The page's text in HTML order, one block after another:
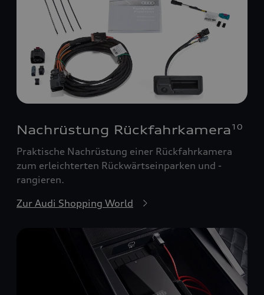
Nachrüstung Rückfahrkamera 10
Praktische Nachrüstung einer Rückfahrkamera
zum erleichterten Rückwärtseinparken und -
rangieren.
Zur Audi Shopping World